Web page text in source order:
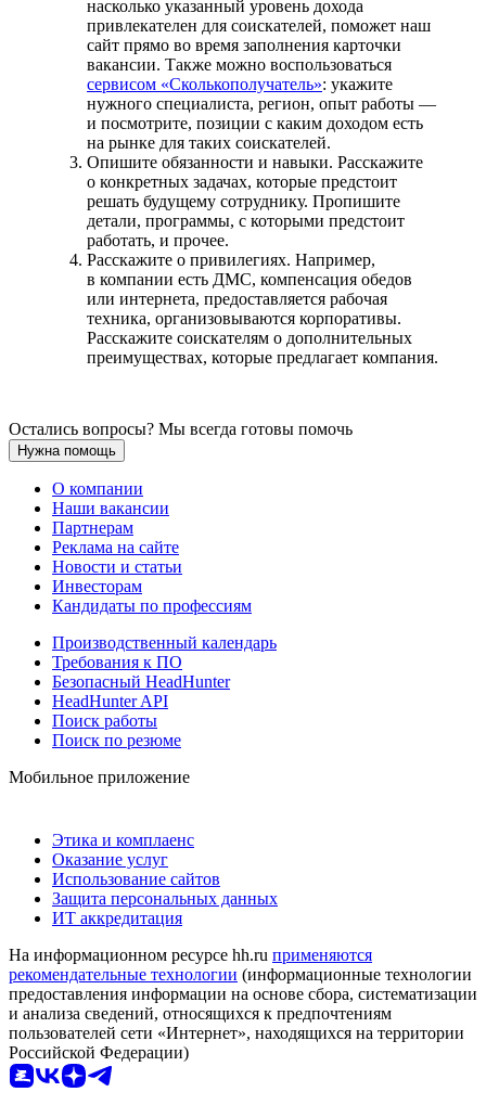
насколько указанный уровень дохода
привлекателен для соискателей, поможет наш
сайт прямо во время заполнения карточки
вакансии. Также можно воспользоваться
сервисом «Сколькополучатель»: укажите
нужного специалиста, регион, опыт работы —
и посмотрите, позиции с каким доходом есть
на рынке для таких соискателей.
Опишите обязанности и навыки. Расскажите
о конкретных задачах, которые предстоит
решать будущему сотруднику. Пропишите
детали, программы, с которыми предстоит
работать, и прочее.
Расскажите о привилегиях. Например,
в компании есть ДМС, компенсация обедов
или интернета, предоставляется рабочая
техника, организовываются корпоративы.
Расскажите соискателям о дополнительных
преимуществах, которые предлагает компания.
Остались вопросы? Мы всегда готовы помочь
Нужна помощь
О компании
Наши вакансии
Партнерам
Реклама на сайте
Новости и статьи
Инвесторам
Кандидаты по профессиям
Производственный календарь
Требования к ПО
Безопасный HeadHunter
HeadHunter API
Поиск работы
Поиск по резюме
Мобильное приложение
Этика и комплаенс
Оказание услуг
Использование сайтов
Защита персональных данных
ИТ аккредитация
На информационном ресурсе hh.ru применяются
рекомендательные технологии (информационные технологии
предоставления информации на основе сбора, систематизации
и анализа сведений, относящихся к предпочтениям
пользователей сети «Интернет», находящихся на территории
Российской Федерации)